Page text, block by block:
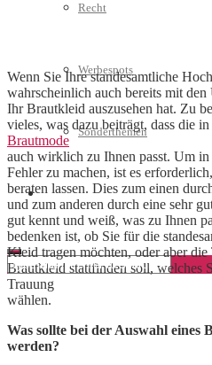
Recht
Werbespots
Sonderthemen
Geschäftskonto eröffnen
Wenn Sie Ihre standesamtliche
wahrscheinlich auch bereits mit
Ihr Brautkleid auszusehen hat. Zu
vieles, was dazu beiträgt, dass die
Brautmode
auch wirklich zu Ihnen passt. Um
Fehler zu machen, ist es
beraten lassen. Dies zum einen
und zum anderen durch eine sehr
gut kennt und weiß, was zu Ihnen
bedenken ist, ob Sie für die
Kleid tragen möchten, oder aber
Brautkleid stattfinden soll, welches
Trauung
wählen.
Was sollte bei der Auswahl eines
werden?